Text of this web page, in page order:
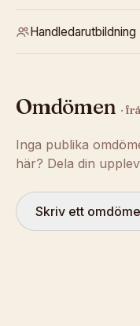
Handledarutbildning
Omdömen ·
Inga publika
här? Dela din
Skriv ett omdöme